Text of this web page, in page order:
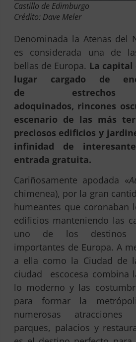
Castillo de Edimburgo
Crédito: Dave Meler
Denominada la Atenas del
es considerada una de
bellas de Europa. La capital
lugar cargado de
de estrechos
adoquinados, rincones
escenario de las más
preciosos edificios y
infinidad de
entrada gratuita.
Cariñosamente apodada «
chimenea), por la gran
humeantes que coronaban
edificios manteniendo las
uno de los destinos
importantes de Europa. A
a ella como la Ciudad de
ciudad escocesa combina
lo moderno y las
para formar la
numerosas atracciones
parques, palacios y